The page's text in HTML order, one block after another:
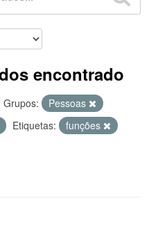
encontrado
Grupos:
Pessoas
Etiquetas:
funções